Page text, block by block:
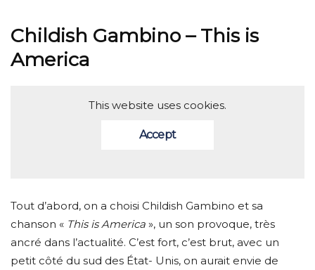
Childish Gambino – This is
America
This website uses cookies.
Accept
Tout d’abord, on a choisi Childish Gambino et sa
chanson « This is America », un son provoque, très
ancré dans l’actualité. C’est fort, c’est brut, avec un
petit côté du sud des État- Unis, on aurait envie de